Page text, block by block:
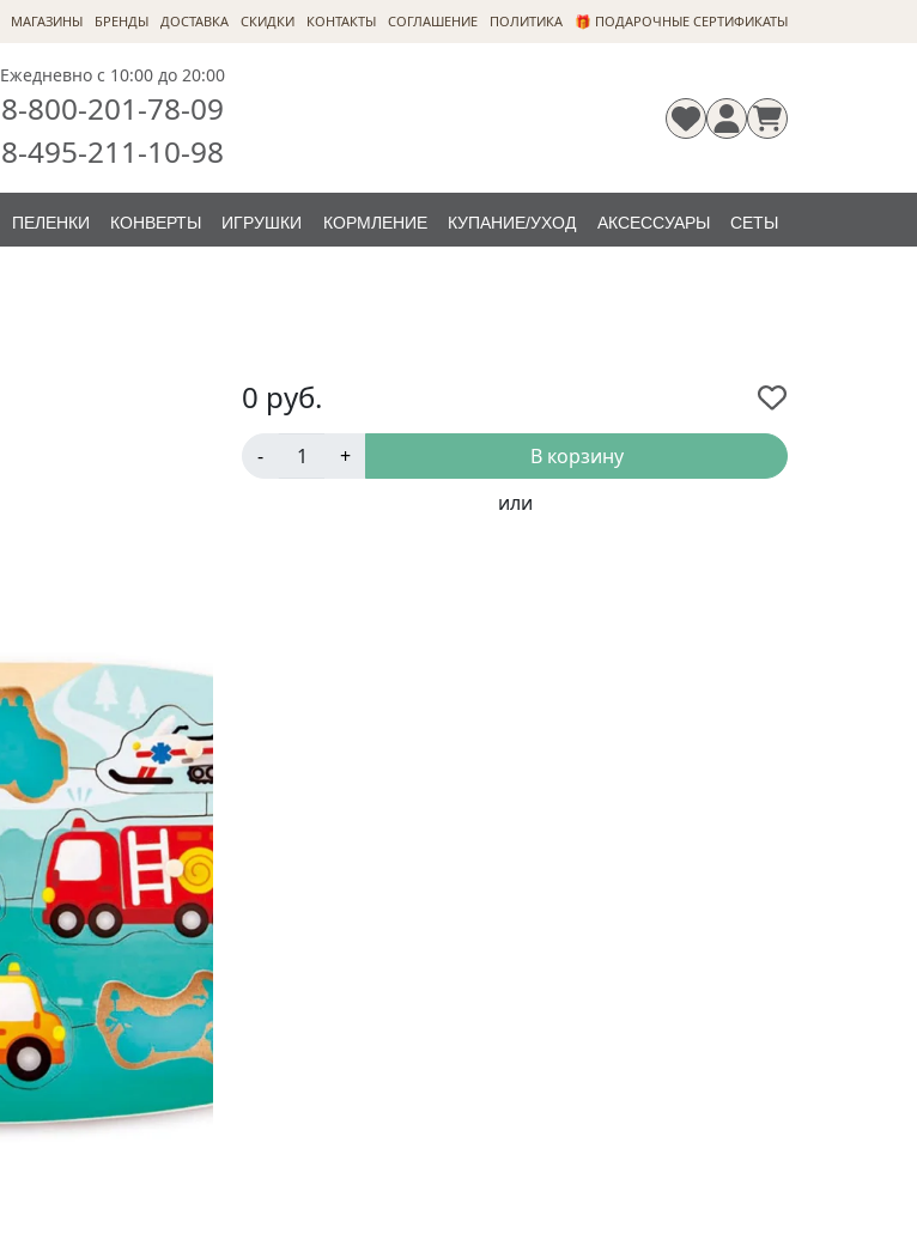
МАГАЗИНЫ БРЕНДЫ ДОСТАВКА СКИДКИ КОНТАКТЫ CОГЛАШЕНИЕ ПОЛИТИКА 🎁 ПОДАРОЧНЫЕ СЕРТИФИКАТЫ
Ежедневно с 10:00 до 20:00
8-800-201-78-09
8-495-211-10-98
ПЕЛЕНКИ КОНВЕРТЫ ИГРУШКИ КОРМЛЕНИЕ КУПАНИЕ/УХОД АКСЕССУАРЫ СЕТЫ
0 руб.
- +
В корзину
или